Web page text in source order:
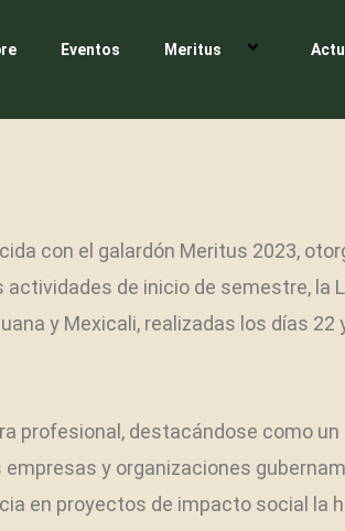
Eventos Meritus
con el galardón Meritus 2023,
de inicio de semestre, la
y Mexicali, realizadas los días 22
profesional, destacándose como
y organizaciones
en proyectos de impacto social la